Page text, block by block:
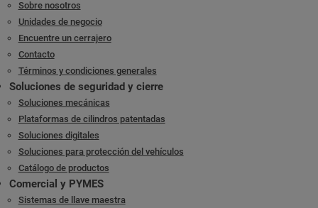
Sobre nosotros
Unidades de negocio
Encuentre un cerrajero
Contacto
Términos y condiciones generales
Soluciones de seguridad y cierre
Soluciones mecánicas
Plataformas de cilindros patentadas
Soluciones digitales
Soluciones para protección del vehículos
Catálogo de productos
Comercial y PYMES
Sistemas de llave maestra